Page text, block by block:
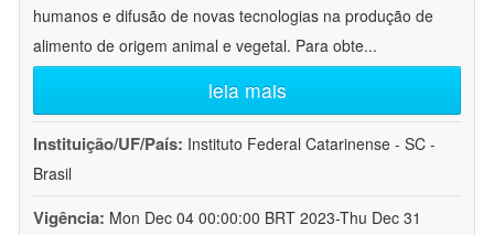
humanos e difusão de novas tecnologias na produção de
alimento de origem animal e vegetal. Para obte...
leia mais
Instituição/UF/País: Instituto Federal Catarinense - SC -
Brasil
Vigência: Mon Dec 04 00:00:00 BRT 2023-Thu Dec 31